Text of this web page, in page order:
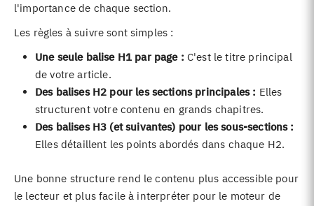
l'importance de chaque section.
Les règles à suivre sont simples :
Une seule balise H1 par page : C'est le titre principal
de votre article.
Des balises H2 pour les sections principales : Elles
structurent votre contenu en grands chapitres.
Des balises H3 (et suivantes) pour les sous-sections :
Elles détaillent les points abordés dans chaque H2.
Une bonne structure rend le contenu plus accessible pour
le lecteur et plus facile à interpréter pour le moteur de